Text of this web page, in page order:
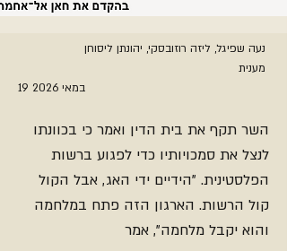
נעה שפיגל, ליזה רוזובסקי, יהונתן ליסוחן
מענית
19 במאי 2026
השר תקף את בית הדין ואמר כי בכוונתו
לנצל את סמכויותיו כדי לפגוע ברשות
הפלסטינית. "הידיים ידי האג, אבל הקול
קול הרשות. הארגון הזה פתח במלחמה
והוא יקבל מלחמה", אמר